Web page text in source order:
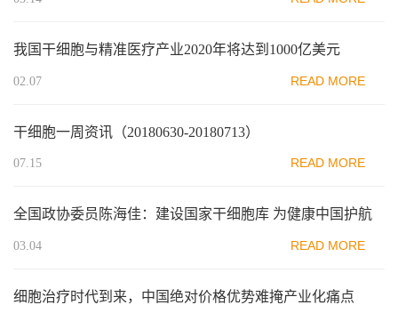
我国干细胞与精准医疗产业2020年将达到1000亿美元
02.07 READ MORE
干细胞一周资讯（20180630-20180713）
07.15 READ MORE
全国政协委员陈海佳：建设国家干细胞库 为健康中国护航
03.04 READ MORE
细胞治疗时代到来，中国绝对价格优势难掩产业化痛点